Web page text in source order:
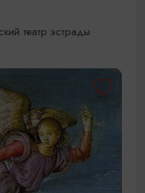
театр эстрады